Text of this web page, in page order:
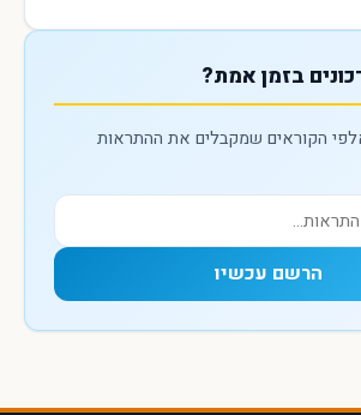
בזמן אמת?
הקוראים שמקבלים את ההתראות
הרשם עכשיו